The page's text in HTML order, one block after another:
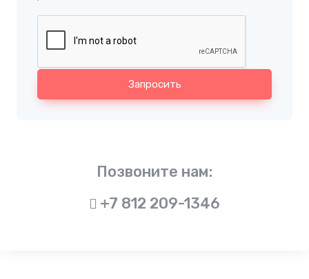
Запросить
Позвоните нам:
+7 812 209-1346